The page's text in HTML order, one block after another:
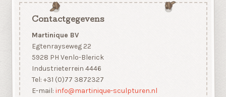
Contactgegevens
Martinique BV
Egtenrayseweg 22
5928 PH Venlo-Blerick
Industrieterrein 4446
Tel: +31 (0)77 3872327
E-mail: info@martinique-sculpturen.nl